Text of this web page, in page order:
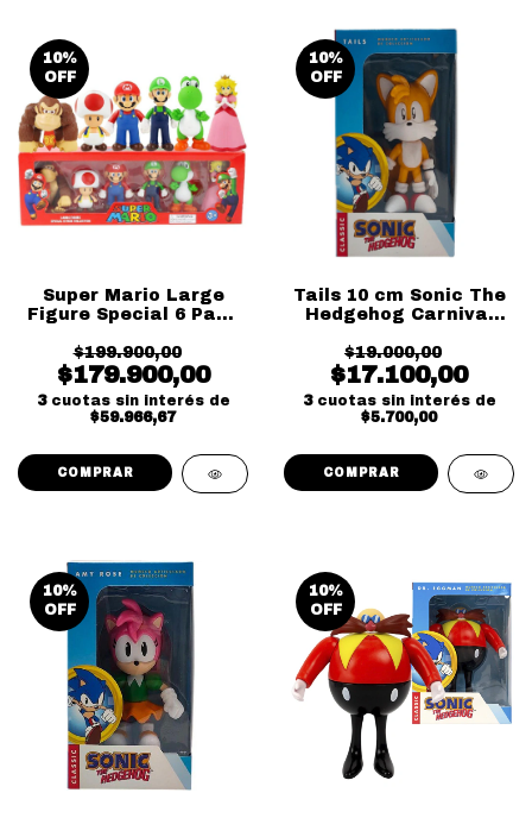
10%
OFF
Super Mario Large
Figure Special 6 Pack
$199.900,00
$179.900,00
3 cuotas sin interés de
$59.966,67
10%
OFF
Tails 10 cm Sonic The
Hedgehog Carnival
$19.000,00
$17.100,00
3 cuotas sin interés de
$5.700,00
10%
OFF
10%
OFF